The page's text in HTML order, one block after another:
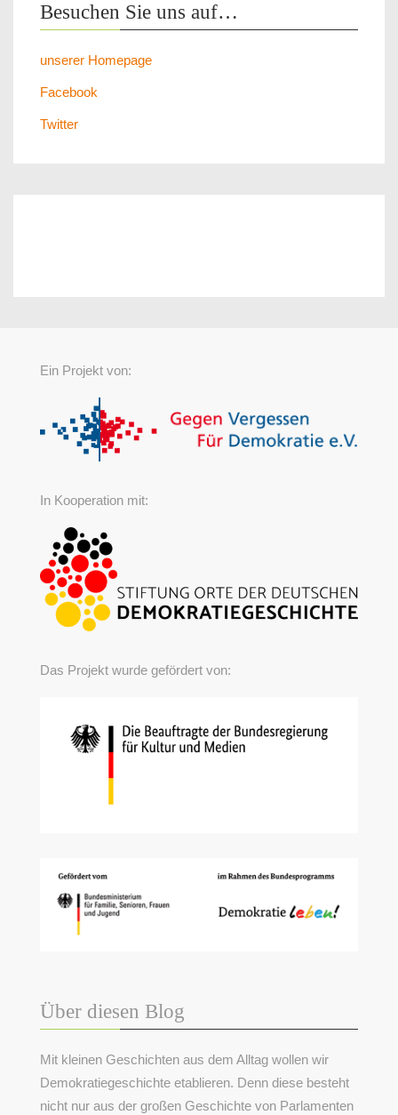
Besuchen Sie uns auf…
unserer Homepage
Facebook
Twitter
Ein Projekt von:
In Kooperation mit:
Das Projekt wurde gefördert von:
Über diesen Blog
Mit kleinen Geschichten aus dem Alltag wollen wir
Demokratiegeschichte etablieren. Denn diese besteht
nicht nur aus der großen Geschichte von Parlamenten